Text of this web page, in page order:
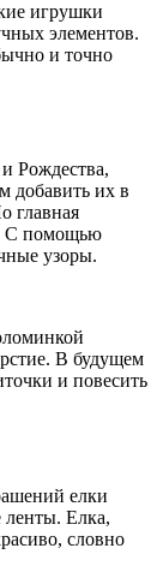
игрушки
элементов.
и точно
Рождества,
добавить их в
главная
С помощью
узоры.
В будущем
и повесить
елки
ленты. Елка,
словно